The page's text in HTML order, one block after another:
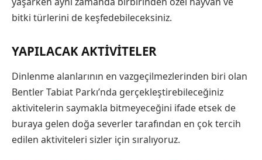
bitki türlerini de keşfedebileceksiniz.
YAPILACAK AKTIVITELER
Dinlenme alanlarının en vazgeçilmezlerinden biri olan
Bentler Tabiat Parkı’nda gerçekleştirebileceğiniz
aktivitelerin saymakla bitmeyeceğini ifade etsek de
buraya gelen doğa severler tarafından en çok tercih
edilen aktiviteleri sizler için sıralıyoruz.